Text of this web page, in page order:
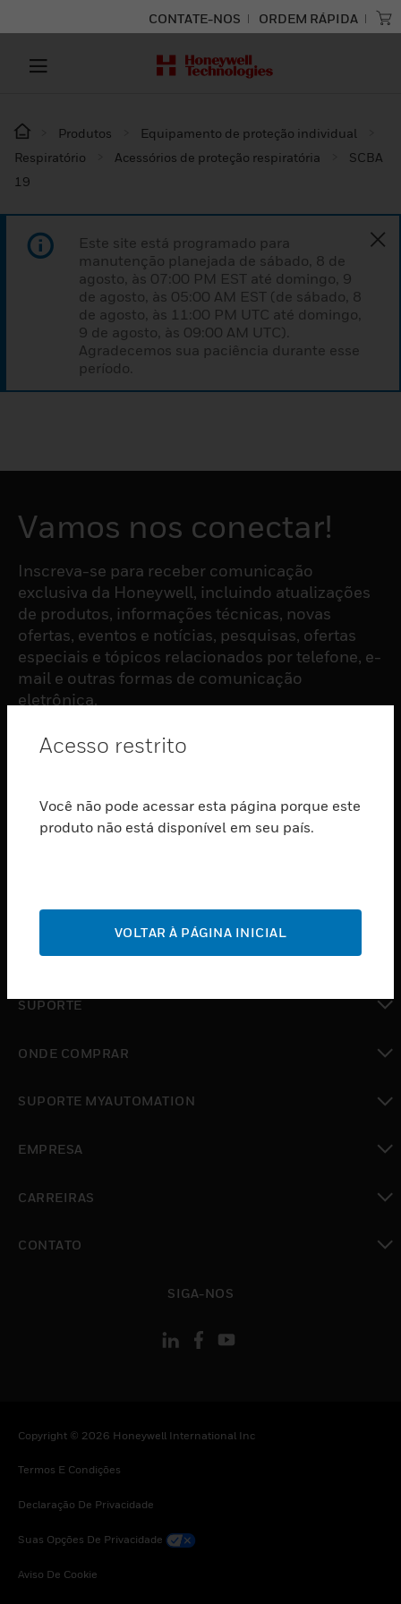
CONTATE-NOS ORDEM RÁPIDA
Produtos
Equipamento de proteção individual
Respiratório
Acessórios de proteção respiratória
SCBA
19
Este site está programado para
manutenção planejada de sábado, 8 de
agosto, às 07:00 PM EST até domingo, 9
de agosto, às 05:00 AM EST (de sábado, 8
de agosto, às 11:00 PM UTC até domingo,
9 de agosto, às 09:00 AM UTC).
Agradecemos sua paciência durante esse
período.
Vamos nos conectar!
Inscreva-se para receber comunicação
exclusiva da Honeywell, incluindo atualizações
de produtos, informações técnicas, novas
ofertas, eventos e notícias, pesquisas, ofertas
especiais e tópicos relacionados por telefone, e-
mail e outras formas de comunicação
eletrônica.
ASSINAR
PRODUTOS
SERVIÇOS
INDUSTRIAS
SUPORTE
ONDE COMPRAR
SUPORTE MYAUTOMATION
EMPRESA
CARREIRAS
CONTATO
SIGA-NOS
Copyright © 2026 Honeywell International Inc
Termos E Condições
Declaração De Privacidade
Suas Opções De Privacidade
Aviso De Cookie
Acesso restrito
Você não pode acessar esta página porque este
produto não está disponível em seu país.
VOLTAR À PÁGINA INICIAL